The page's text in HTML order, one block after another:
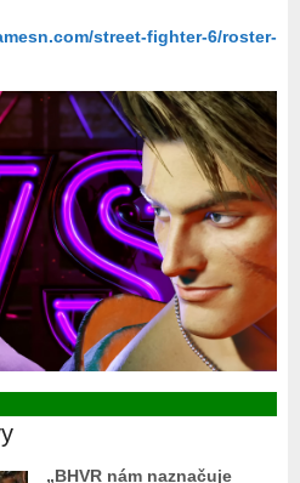
street-fighter-6/roster-
„BHVR nám naznačuje